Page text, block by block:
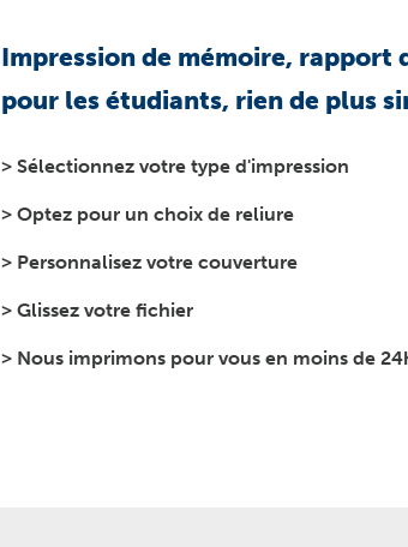
Impression de mémoire, rapport
pour les étudiants, rien de plus
> Sélectionnez votre type d'impression
> Optez pour un choix de reliure
> Personnalisez votre couverture
> Glissez votre fichier
> Nous imprimons pour vous en moins de